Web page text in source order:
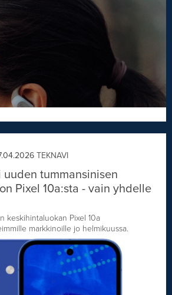
TEKNAVI
tummansinisen
Pixel 10a:sta - vain yhdelle
keskihintaluokan Pixel 10a
markkinoille jo helmikuussa.